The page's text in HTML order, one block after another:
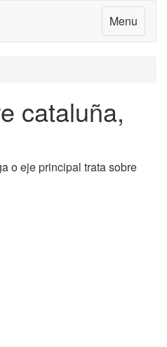
Menu
cataluña,
o eje principal trata sobre